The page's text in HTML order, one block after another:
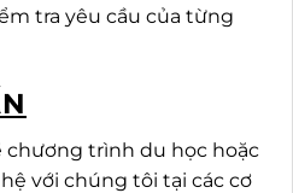
tra yêu cầu của từng
trình du học hoặc
với chúng tôi tại các cơ